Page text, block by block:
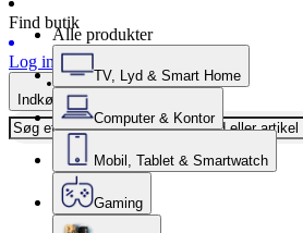
Find butik
Log ind
Indkøbskurv
Alle produkter
TV, Lyd & Smart Home
Computer & Kontor
Mobil, Tablet & Smartwatch
Gaming